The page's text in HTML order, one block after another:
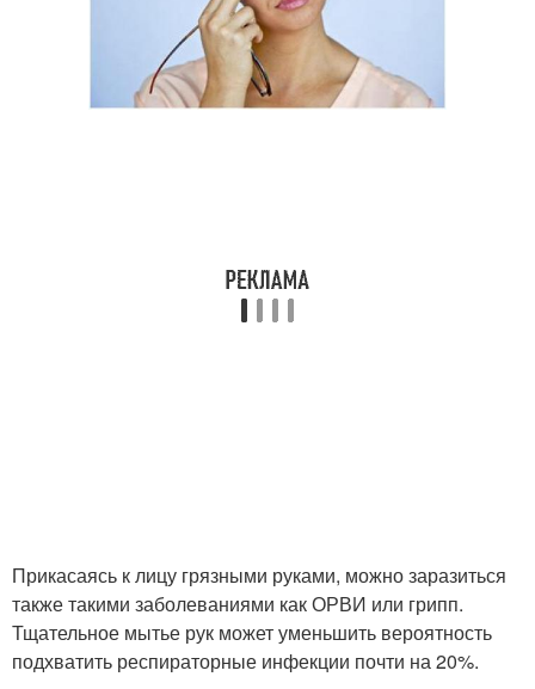
Прикасаясь к лицу грязными руками, можно заразиться
также такими заболеваниями как ОРВИ или грипп.
Тщательное мытье рук может уменьшить вероятность
подхватить респираторные инфекции почти на 20%.